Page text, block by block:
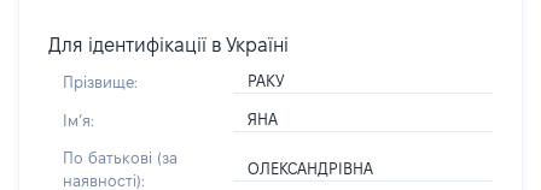
Для ідентифікації в Україні
Прізвище: РАКУ
Імʼя: ЯНА
По батькові (за
наявності):
ОЛЕКСАНДРІВНА